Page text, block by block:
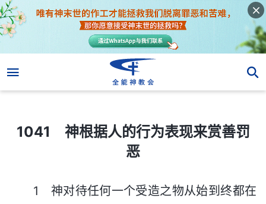
1041 神根据人的行为表现来赏善罚恶
1041 神根据人的行为表现来赏善罚
恶
1 神对待任何一个受造之物从始到终都在